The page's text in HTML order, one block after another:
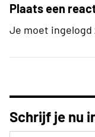
Plaats een
Je moet ingelogd
Schrijf je nu